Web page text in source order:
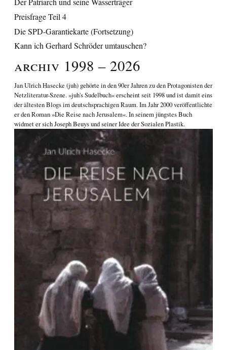
Preisfrage Teil 4
Die SPD-Garantiekarte (Fortsetzung)
Kann ich Gerhard Schröder umtauschen?
Archiv 1998 – 2026
Jan Ulrich Hasecke (juh) gehörte in den 90er Jahren zu den Protagonisten der
Netzliteratur-Szene. »juh's Sudelbuch« erscheint seit 1998 und ist damit eins
der ältesten Blogs im deutschsprachigen Raum. Im Jahr 2000 veröffentlichte
er den Roman»Die Reise nach Jerusalem«. In seinem jüngstes Buch
widmet er sichJoseph Beuys und seiner Idee der Sozialen Plastik.